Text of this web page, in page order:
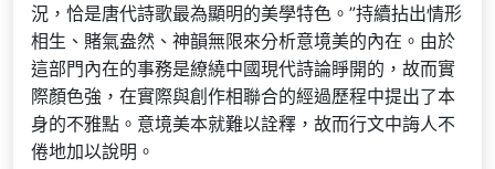
況，恰是唐代詩歌最為顯明的美學特色。”持續拈出情形
相生、賭氣盎然、神韻無限來分析意境美的內在。由於
這部門內在的事務是繚繞中國現代詩論睜開的，故而實
際顏色強，在實際與創作相聯合的經過歷程中提出了本
身的不雅點。意境美本就難以詮釋，故而行文中誨人不
倦地加以說明。